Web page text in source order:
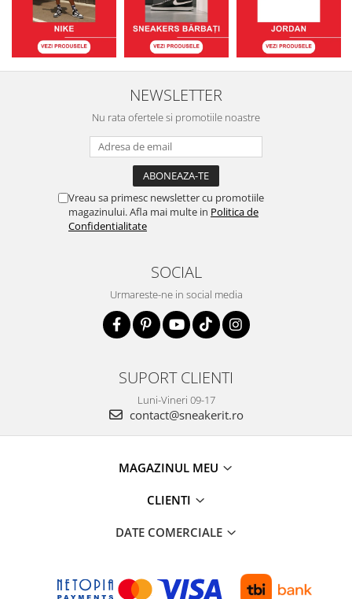
NEWSLETTER
Nu rata ofertele si promotiile noastre
Vreau sa primesc newsletter cu promotiile
magazinului. Afla mai multe in Politica de
Confidentialitate
SOCIAL
Urmareste-ne in social media
SUPORT CLIENTI
Luni-Vineri 09-17
contact@sneakerit.ro
MAGAZINUL MEU
CLIENTI
DATE COMERCIALE